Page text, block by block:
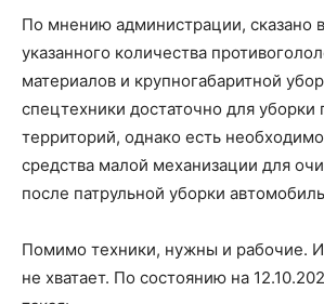
По мнению администрации, сказано
указанного количества
материалов и крупногабаритной
спецтехники достаточно для уборки
территорий, однако есть
средства малой механизации для
после патрульной уборки
Помимо техники, нужны и рабочие.
не хватает. По состоянию на